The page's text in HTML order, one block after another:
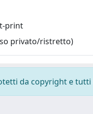
print
privato/ristretto)
da copyright e